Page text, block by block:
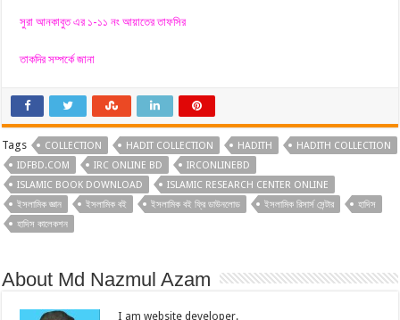
সুরা আনকাবুত এর ১-১১ নং আয়াতের তাফসির
তাকদির সম্পর্কে জানা
Tags COLLECTION HADIT COLLECTION HADITH
HADITH COLLECTION
IDFBD.COM
IRC ONLINE BD
IRCONLINEBD
ISLAMIC BOOK DOWNLOAD
ISLAMIC RESEARCH CENTER ONLINE
ইসলামিক জ্ঞান
ইসলামিক বই ইসলামিক বই ফ্রি ডাউনলোড ইসলামিক রিসার্স সেন্টার
হাদিস
হাদিস কালেকশন
About Md Nazmul Azam
I am website developer.